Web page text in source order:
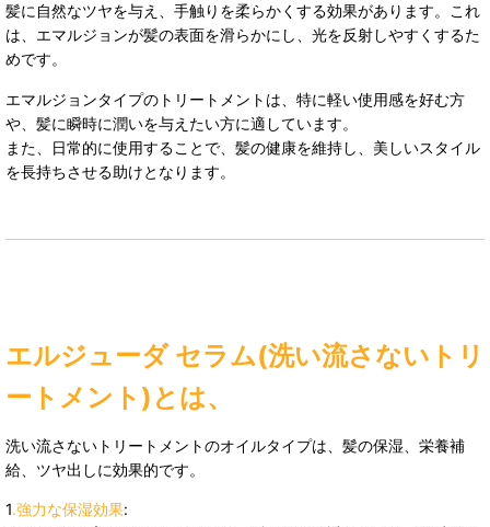
髪に自然なツヤを与え、手触りを柔らかくする効果があります。これ
は、エマルジョンが髪の表面を滑らかにし、光を反射しやすくするた
めです。
エマルジョンタイプのトリートメントは、特に軽い使用感を好む方
や、髪に瞬時に潤いを与えたい方に適しています。
また、日常的に使用することで、髪の健康を維持し、美しいスタイル
を長持ちさせる助けとなります。
エルジューダ セラム(洗い流さないトリ
ートメント)とは、
洗い流さないトリートメントのオイルタイプは、髪の保湿、栄養補
給、ツヤ出しに効果的です。
1.強力な保湿効果: